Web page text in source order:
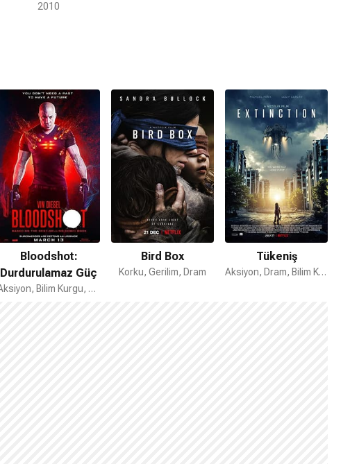
2010
Bloodshot:
Durdurulamaz Güç
Aksiyon, Bilim Kurgu, Macera
Bird Box
Korku, Gerilim, Dram
Tükeniş
Aksiyon, Dram, Bilim Kurgu